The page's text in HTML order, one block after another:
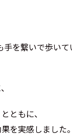
手を繋いで歩い
ともに、
を実感しました。